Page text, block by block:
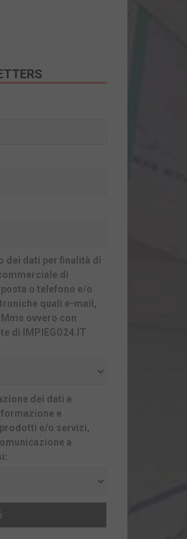
dei dati per finalità di
di
o telefono e/o
quali e-mail,
ovvero con
di IMPIEGO24.IT
dei dati a
e
e/o servizi,
a